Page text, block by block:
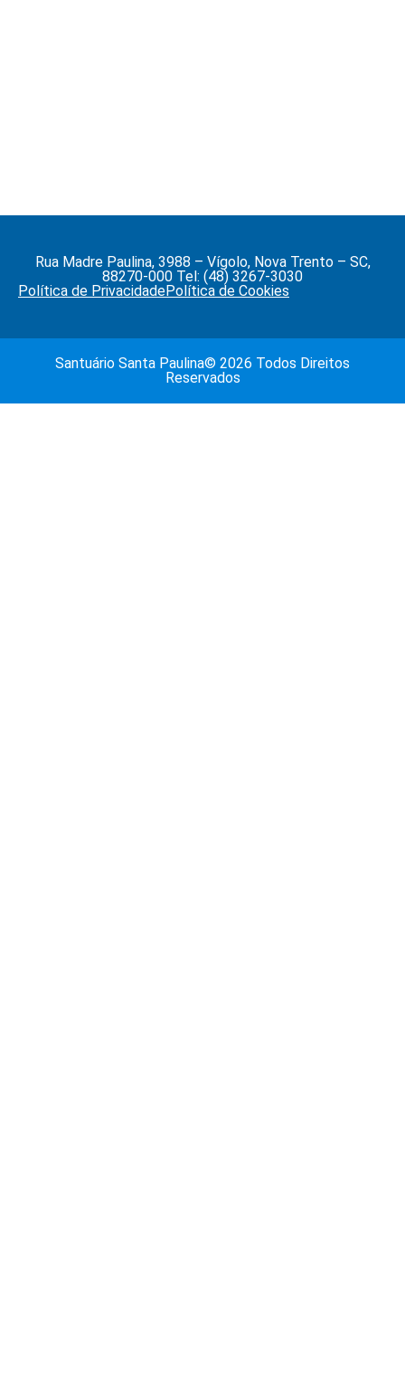
Rua Madre Paulina, 3988 – Vígolo, Nova Trento – SC,
88270-000 Tel: (48) 3267-3030
Política de PrivacidadePolítica de Cookies
Santuário Santa Paulina© 2026 Todos Direitos
Reservados